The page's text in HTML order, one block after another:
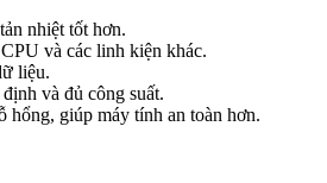
nhiệt tốt hơn.
và các linh kiện khác.
liệu.
và đủ công suất.
hổng, giúp máy tính an toàn hơn.